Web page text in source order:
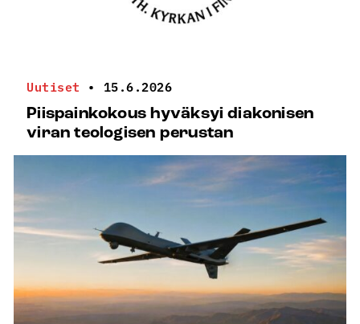
Uutiset • 15.6.2026
Piispainkokous hyväksyi diakonisen
viran teologisen perustan